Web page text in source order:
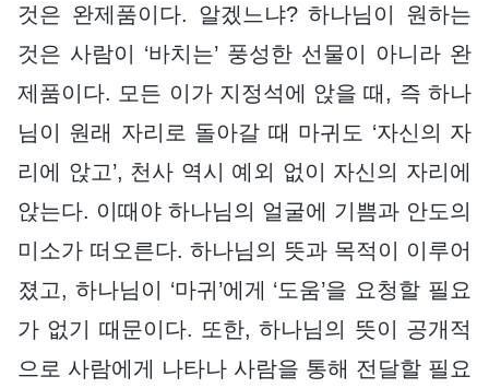
것은 완제품이다. 알겠느냐? 하나님이 원하는
것은 사람이 ‘바치는’ 풍성한 선물이 아니라 완
제품이다. 모든 이가 지정석에 앉을 때, 즉 하나
님이 원래 자리로 돌아갈 때 마귀도 ‘자신의 자
리에 앉고’, 천사 역시 예외 없이 자신의 자리에
앉는다. 이때야 하나님의 얼굴에 기쁨과 안도의
미소가 떠오른다. 하나님의 뜻과 목적이 이루어
졌고, 하나님이 ‘마귀’에게 ‘도움’을 요청할 필요
가 없기 때문이다. 또한, 하나님의 뜻이 공개적
으로 사람에게 나타나 사람을 통해 전달할 필요